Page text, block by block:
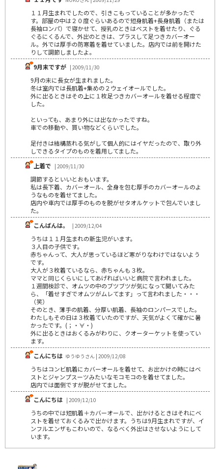
１１月生まれでしたので、引きこもっていることが多かったで
す。部屋の中は２０度ぐらいあるので短身肌着+長身肌着（または
長袖ロンパ）で寝かせて、授乳のときはベストを着せたり、ぐる
ぐるにくるんで、外出のときは、プラスして足つきカバーオー
ル。外では厚手の防寒着を着せていました。店内では前を開けた
りして調節しましたよ。
9月末ですが | 2009/11/30
9月の末に長女が生まれました。
冬は室内では長肌着+集めの２ウェイオールでした。
外に出るときはその上に１枚足つきカバーオールを着せる程度で
した。
といっても、あまり外には出なかったですね。
車での移動や、買い物などくらいでした。
足付きは結構蒸れる気がして個人的にはイヤだったので、取り外
しできるタイプのものを着用してました。
上着で | 2009/11/30
調節するといいとおもいます。
私は長下着、カバーオール、全身を包む厚手のカバーオールのよ
うなものを着せてました。
店内や車内では厚手のものを脱がせタオルケットで包んでいまし
た。
こんばんは。
| 2009/12/04
うちは１１月生まれの新生児がいます。
３人目の子供です。
赤ちゃんって、大人が思っているほど寒がりなわけではないよう
です。
大人が３枚着ているなら、赤ちゃんも３枚。
ママと同じくらいにしてあげればいいと病院で言われました。
１週間検診で、オムツの中のブツブツが気になって聞いてみた
ら、「着せすぎでオムツがムレてます」って言われました・・・
（笑）
そのとき、薄手の肌着、分厚い肌着、長袖のロンパースでした。
わたしもその日は３枚着ていたのですが、天気がよくて確かに暑
かったです。(；・∀・)
外に出るときはおくるみがわりに、クオーターケットを使ってい
ます。
こんにちは ゆうゆうさん | 2009/12/08
うちはコンビ肌着にカバーオールを着せて、お出かけの時にはベ
ストとジャンプスーツみたいなモコモコのを着せてました。
店内では面倒ですが脱がせてました。
こんにちは | 2009/12/10
うちの中では短肌着＋カバーオールで、出かけるときはそれにベ
ストを着せておくるみで出かけます。うちは9月生まれですが、イ
ンフルエンザもこわいので、なるべく外出はさせないようにして
います。